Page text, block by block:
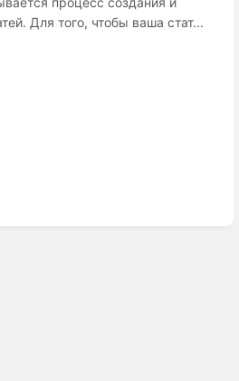
Для того, чтобы ваша стат...